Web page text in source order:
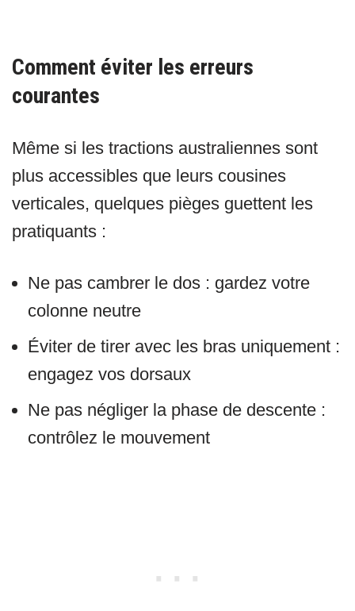
Comment éviter les erreurs
courantes
Même si les tractions australiennes sont
plus accessibles que leurs cousines
verticales, quelques pièges guettent les
pratiquants :
Ne pas cambrer le dos : gardez votre
colonne neutre
Éviter de tirer avec les bras uniquement :
engagez vos dorsaux
Ne pas négliger la phase de descente :
contrôlez le mouvement